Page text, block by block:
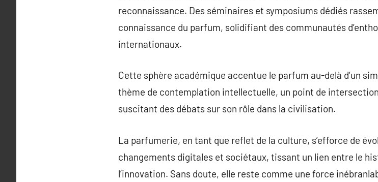
reconnaissance. Des séminaires et symposiums dédiés
connaissance du parfum, solidifiant des communautés
internationaux.
Cette sphère académique accentue le parfum au-delà d’un
thème de contemplation intellectuelle, un point de intersection
suscitant des débats sur son rôle dans la civilisation.
La parfumerie, en tant que reflet de la culture, s’efforce de
changements digitales et sociétaux, tissant un lien entre le
l’innovation. Sans doute, elle reste comme une force